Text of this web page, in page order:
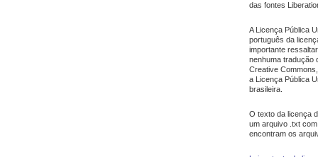
das fontes
A Licença Pública
português da
importante
nenhuma tradução
Creative
a Licença Pública
brasileira.
O texto da licença
um arquivo .txt
encontram os